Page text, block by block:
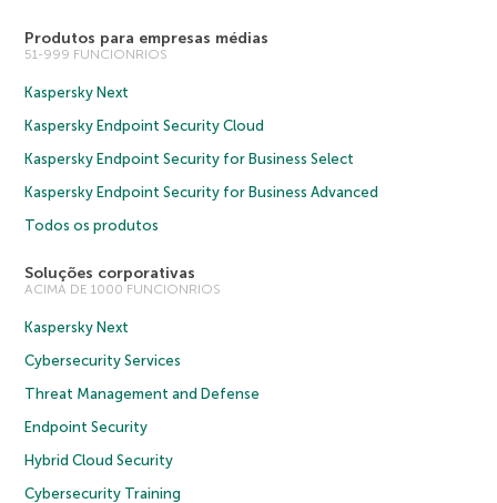
Produtos para empresas médias
51-999 FUNCIONRIOS
Kaspersky Next
Kaspersky Endpoint Security Cloud
Kaspersky Endpoint Security for Business Select
Kaspersky Endpoint Security for Business Advanced
Todos os produtos
Soluções corporativas
ACIMA DE 1000 FUNCIONRIOS
Kaspersky Next
Cybersecurity Services
Threat Management and Defense
Endpoint Security
Hybrid Cloud Security
Cybersecurity Training